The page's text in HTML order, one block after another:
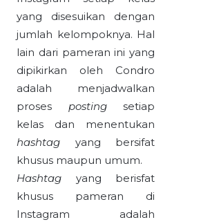
yang disesuikan dengan
jumlah kelompoknya. Hal
lain dari pameran ini yang
dipikirkan oleh Condro
adalah menjadwalkan
proses postingsetiap
kelas dan menentukan
hashtag yang bersifat
khusus maupun umum.
Hashtag yang berisfat
khusus pameran di
Instagram adalah